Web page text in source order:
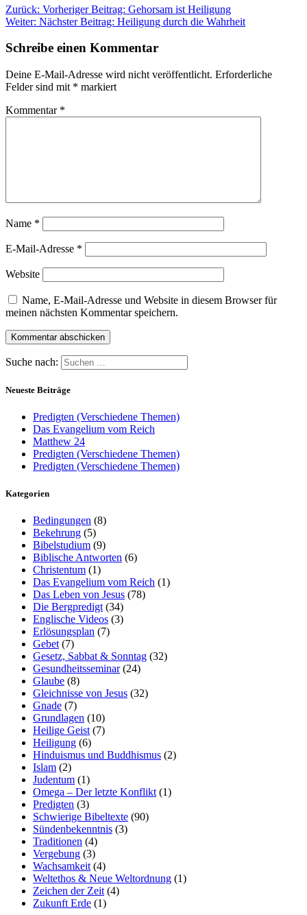
Zurück: Vorheriger Beitrag: Gehorsam ist Heiligung
Weiter: Nächster Beitrag: Heiligung durch die Wahrheit
Schreibe einen Kommentar
Deine E-Mail-Adresse wird nicht veröffentlicht. Erforderliche
Felder sind mit * markiert
Kommentar *
Name *
E-Mail-Adresse *
Website
Name, E-Mail-Adresse und Website in diesem Browser für
meinen nächsten Kommentar speichern.
Suche nach:
Neueste Beiträge
Predigten (Verschiedene Themen)
Das Evangelium vom Reich
Matthew 24
Predigten (Verschiedene Themen)
Predigten (Verschiedene Themen)
Kategorien
Bedingungen (8)
Bekehrung (5)
Bibelstudium (9)
Biblische Antworten (6)
Christentum (1)
Das Evangelium vom Reich (1)
Das Leben von Jesus (78)
Die Bergpredigt (34)
Englische Videos (3)
Erlösungsplan (7)
Gebet (7)
Gesetz, Sabbat & Sonntag (32)
Gesundheitsseminar(24)
Glaube (8)
Gleichnisse von Jesus (32)
Gnade (7)
Grundlagen (10)
Heilige Geist (7)
Heiligung (6)
Hinduismus und Buddhismus (2)
Islam (2)
Judentum (1)
Omega – Der letzte Konflikt (1)
Predigten (3)
Schwierige Bibeltexte (90)
Sündenbekenntnis (3)
Traditionen (4)
Vergebung (3)
Wachsamkeit (4)
Weltethos & Neue Weltordnung (1)
Zeichen der Zeit (4)
Zukunft Erde (1)